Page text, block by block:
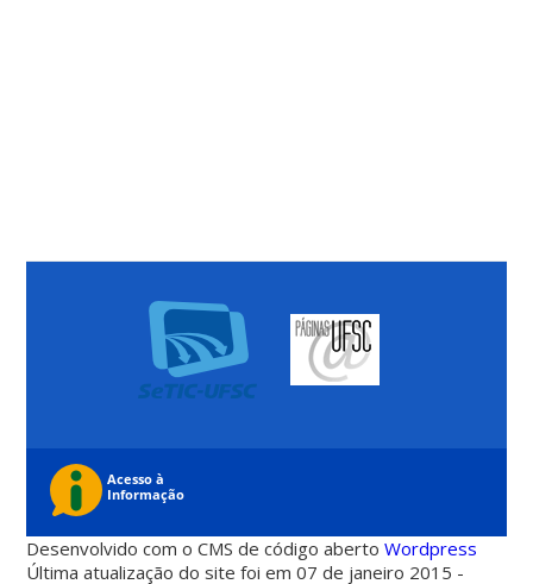
Desenvolvido com o CMS de código abertoWordpress
Última atualização do site foi em 07 de janeiro 2015 -